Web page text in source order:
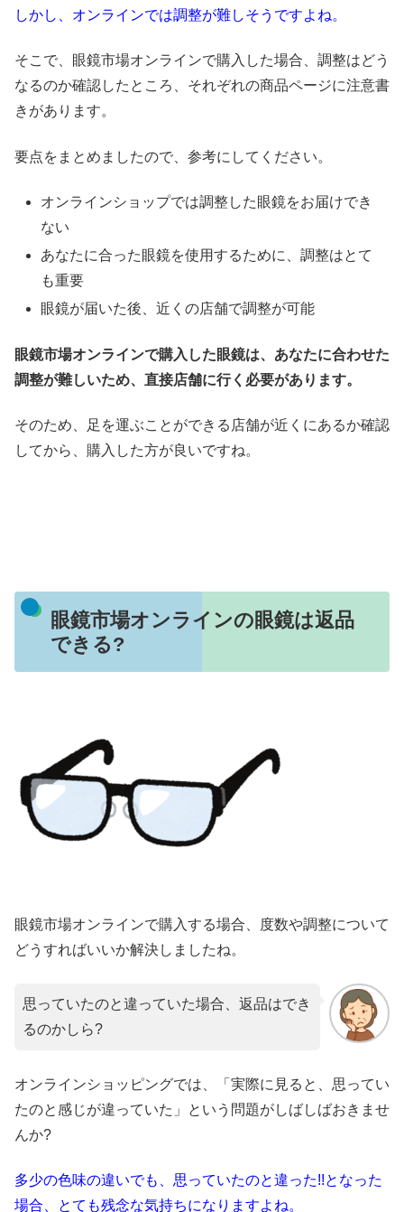
しかし、オンラインでは調整が難しそうですよね。
そこで、眼鏡市場オンラインで購入した場合、調整はどう
なるのか確認したところ、それぞれの商品ページに注意書
きがあります。
要点をまとめましたので、参考にしてください。
オンラインショップでは調整した眼鏡をお届けでき
ない
あなたに合った眼鏡を使用するために、調整はとて
も重要
眼鏡が届いた後、近くの店舗で調整が可能
眼鏡市場オンラインで購入した眼鏡は、あなたに合わせた
調整が難しいため、直接店舗に行く必要があります。
そのため、足を運ぶことができる店舗が近くにあるか確認
してから、購入した方が良いですね。
眼鏡市場オンラインの眼鏡は返品
できる?
眼鏡市場オンラインで購入する場合、度数や調整について
どうすればいいか解決しましたね。
思っていたのと違っていた場合、返品はでき
るのかしら?
オンラインショッピングでは、「実際に見ると、思ってい
たのと感じが違っていた」という問題がしばしばおきませ
んか?
多少の色味の違いでも、思っていたのと違った!!となった
場合、とても残念な気持ちになりますよね。